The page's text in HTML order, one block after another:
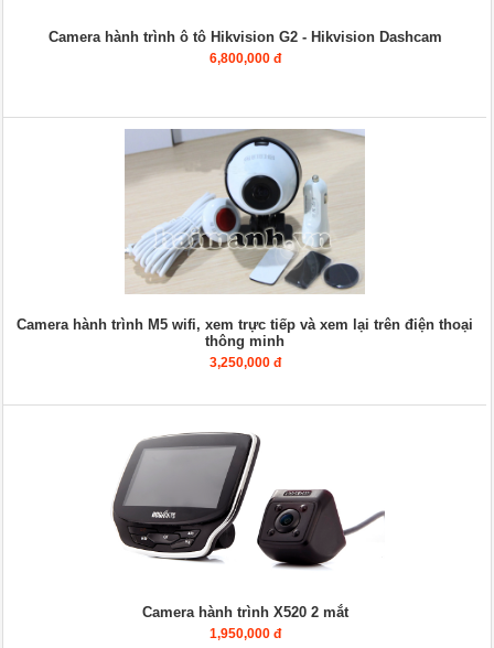
Camera hành trình ô tô Hikvision G2 - Hikvision Dashcam
6,800,000 đ
Camera hành trình M5 wifi, xem trực tiếp và xem lại trên điện thoại
thông minh
3,250,000 đ
Camera hành trình X520 2 mắt
1,950,000 đ